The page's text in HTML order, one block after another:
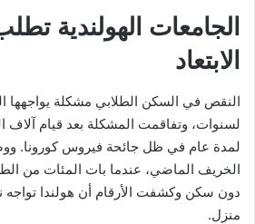
الجامعات الهولندية
الابتعاد
النقص في السكن الطلابي مشكلة يواجهها
لسنوات، وتفاقمت المشكلة بعد قيام آلاف
لمدة عام في ظل جائحة فيروس كورونا.
الخريف الماضي، عندما بات المئات من
منزل.